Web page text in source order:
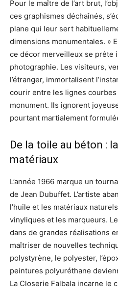
Pour le maître de l’art brut,
ces graphismes déchaînés,
plane qui leur sert
dimensions monumentales. »
ce décor merveilleux se prête
photographie. Les visiteurs,
l’étranger, immortalisent
courir entre les lignes
monument. Ils ignorent
pourtant martialement
De la toile au béton :
matériaux
L’année 1966 marque un
de Jean Dubuffet. L’artiste
l’huile et les matériaux
vinyliques et les marqueurs.
dans de grandes réalisations
maîtriser de nouvelles
polystyrène, le polyester,
peintures polyuréthane
La Closerie Falbala incarne le